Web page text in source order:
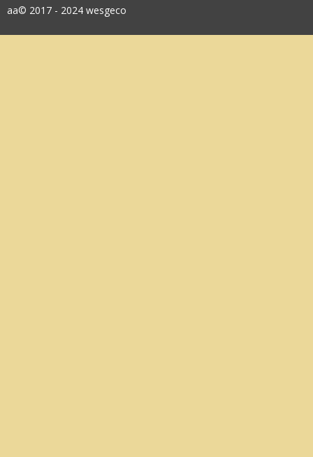
aa© 2017 - 2024 wesgeco